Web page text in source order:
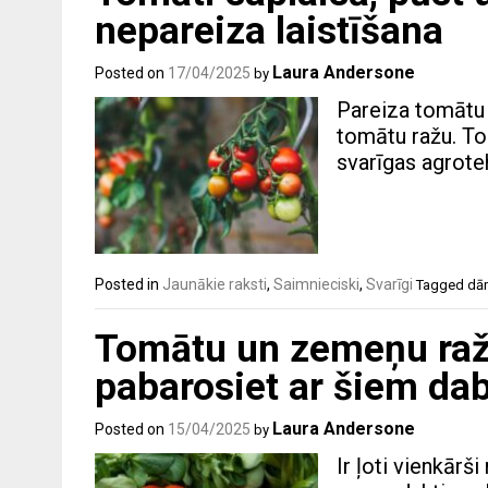
nepareiza laistīšana
Posted on 17/04/2025 by Laura Andersone
Pareiza
tomātu ražu.
svarīgas
Posted in Jaunākie raksti, Saimnieciski, Svarīgi Tagged
Tomātu un zemeņu
pabarosiet ar šiem
Posted on 15/04/2025 by Laura Andersone
Ir ļoti vienkārši